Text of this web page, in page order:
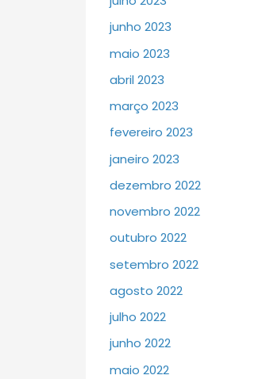
junho 2023
maio 2023
abril 2023
março 2023
fevereiro 2023
janeiro 2023
dezembro 2022
novembro 2022
outubro 2022
setembro 2022
agosto 2022
julho 2022
junho 2022
maio 2022